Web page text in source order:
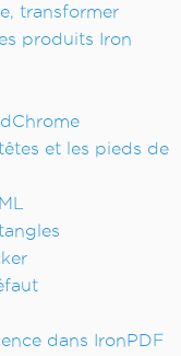
transformer
produits Iron
et les pieds de
dans IronPDF